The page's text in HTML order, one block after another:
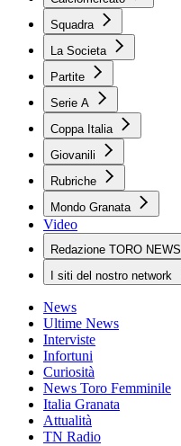
Squadra
La Societa
Partite
Serie A
Coppa Italia
Giovanili
Rubriche
Mondo Granata
Video
Redazione TORO NEWS
I siti del nostro network
News
Ultime News
Interviste
Infortuni
Curiosità
News Toro Femminile
Italia Granata
Attualità
TN Radio